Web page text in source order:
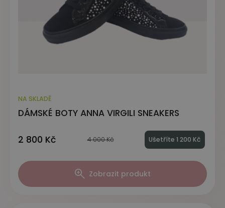
NA SKLADĚ
DÁMSKÉ BOTY ANNA VIRGILI SNEAKERS
2 800 Kč 4 000 Kč Ušetříte 1 200 Kč
Zobrazit produkt